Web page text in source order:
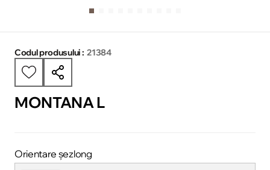
Codul produsului : 21384
MONTANA L
Orientare șezlong